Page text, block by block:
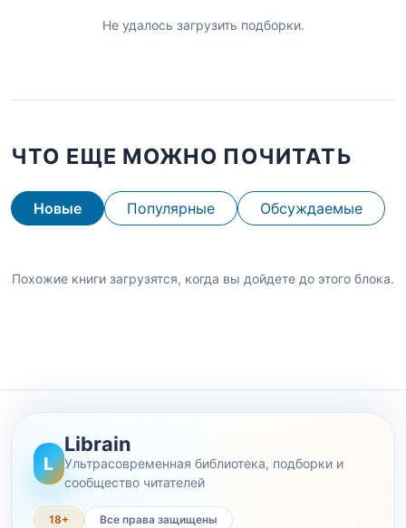
Не удалось загрузить подборки.
ЧТО ЕЩЕ МОЖНО ПОЧИТАТЬ
Новые Популярные Обсуждаемые
Похожие книги загрузятся, когда вы дойдете до этого блока.
L
Librain
Ультрасовременная библиотека, подборки и
сообщество читателей
18+ Все права защищены